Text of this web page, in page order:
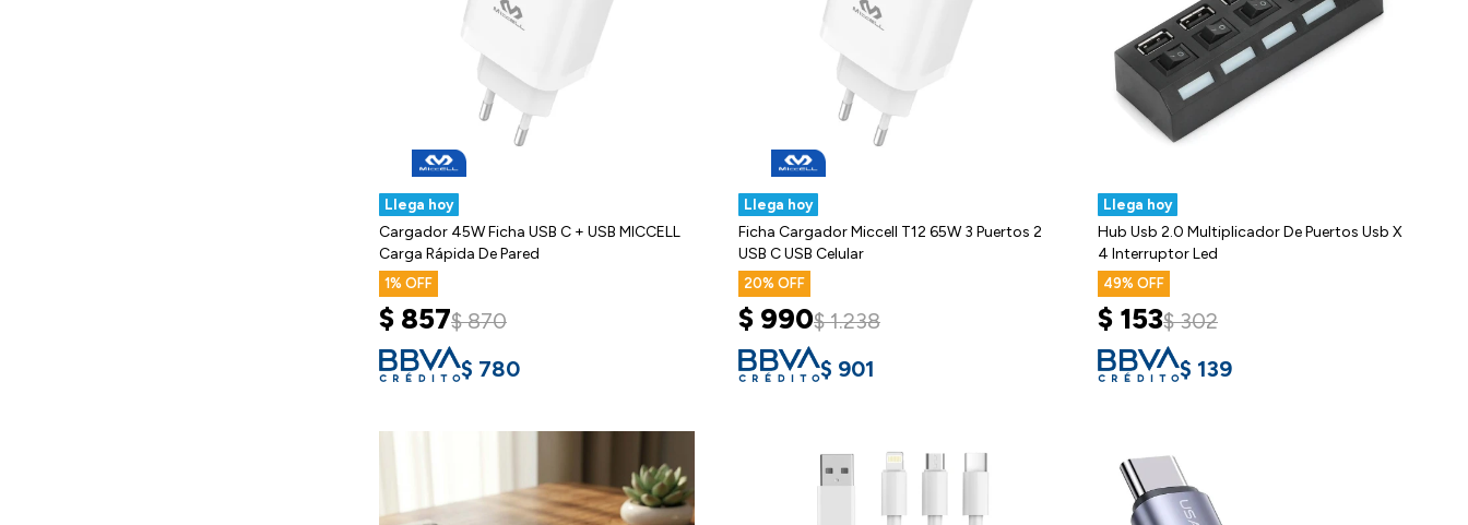
Llega hoy
Cargador 45W Ficha USB C + USB MICCELL
Carga Rápida De Pared
1
$ 857$ 870
$ 780
Llega hoy
Ficha Cargador Miccell T12 65W 3 Puertos 2
USB C USB Celular
20
$ 990$ 1.238
$ 901
Llega hoy
Hub Usb 2.0 Multiplicador De Puertos Usb X
4 Interruptor Led
49
$ 153$ 302
$ 139